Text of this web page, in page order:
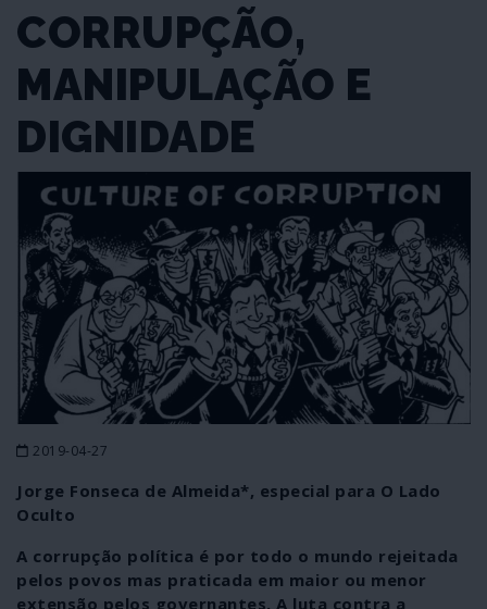
CORRUPÇÃO,
MANIPULAÇÃO E
DIGNIDADE
2019-04-27
Jorge Fonseca de Almeida*, especial para O Lado
Oculto
A corrupção política é por todo o mundo rejeitada
pelos povos mas praticada em maior ou menor
extensão pelos governantes. A luta contra a